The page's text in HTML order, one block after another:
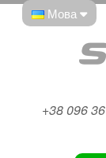
Мова
+38 096